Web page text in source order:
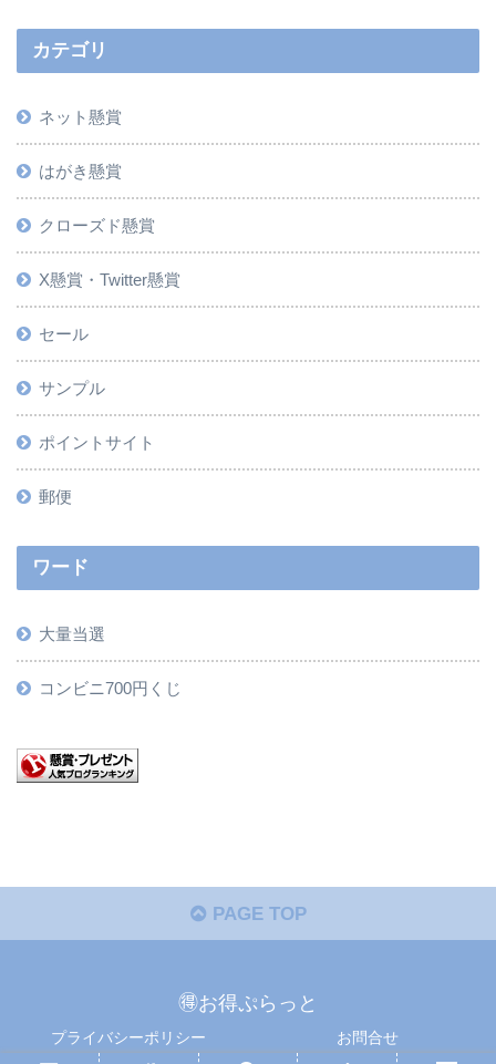
カテゴリ
ネット懸賞
はがき懸賞
クローズド懸賞
X懸賞・Twitter懸賞
セール
サンプル
ポイントサイト
郵便
ワード
大量当選
コンビニ700円くじ
PAGE TOP
🉐お得ぷらっと
プライバシーポリシー お問合せ